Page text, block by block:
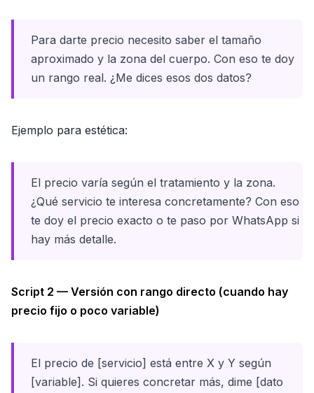
Para darte precio necesito saber el tamaño
aproximado y la zona del cuerpo. Con eso te doy
un rango real. ¿Me dices esos dos datos?
Ejemplo para estética:
El precio varía según el tratamiento y la zona.
¿Qué servicio te interesa concretamente? Con eso
te doy el precio exacto o te paso por WhatsApp si
hay más detalle.
Script 2 — Versión con rango directo (cuando hay
precio fijo o poco variable)
El precio de [servicio] está entre X y Y según
[variable]. Si quieres concretar más, dime [dato